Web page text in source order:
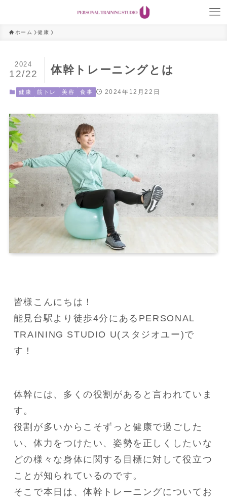
ホーム 健康
体幹トレーニングとは
2024
12/22
健康 筋トレ 美容 食事 2024年12月22日
皆様こんにちは！
能見台駅より徒歩4分にあるPERSONAL
TRAINING STUDIO U(スタジオユー)で
す！
体幹には、多くの役割があると言われていま
す。
役割が多いからこそずっと健康で過ごした
い、体力をつけたい、姿勢を正しくしたいな
どの様々な身体に関する目標に対して役立つ
ことが知られているのです。
そこで本日は、体幹トレーニングについてお